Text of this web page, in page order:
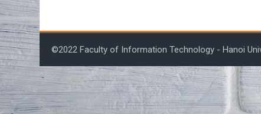
©2022 Faculty of Information Technology - Hanoi